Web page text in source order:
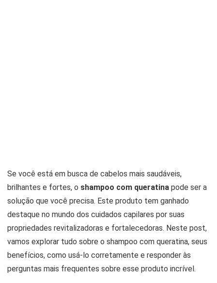
Se você está em busca de cabelos mais saudáveis,
brilhantes e fortes, o shampoo com queratina pode ser a
solução que você precisa. Este produto tem ganhado
destaque no mundo dos cuidados capilares por suas
propriedades revitalizadoras e fortalecedoras. Neste post,
vamos explorar tudo sobre o shampoo com queratina, seus
benefícios, como usá-lo corretamente e responder às
perguntas mais frequentes sobre esse produto incrível.